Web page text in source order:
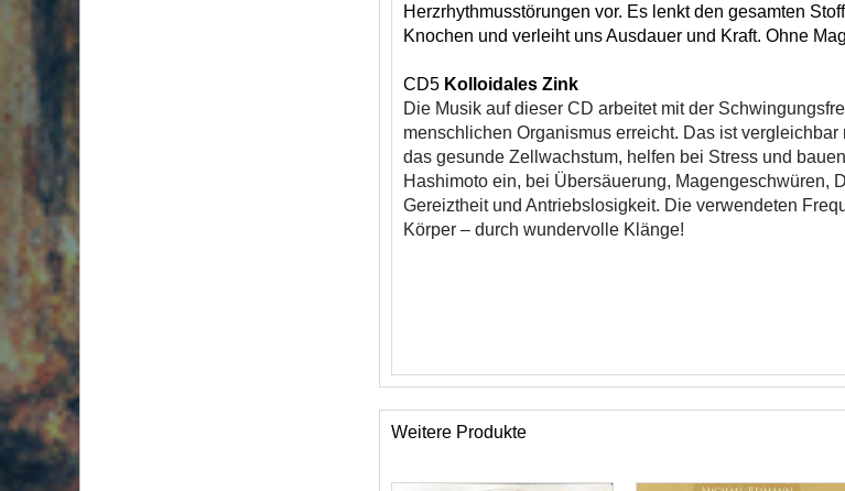
Herzrhythmusstörungen vor. Es lenkt den gesamten
Knochen und verleiht uns Ausdauer und Kraft. Ohne
CD5 Kolloidales Zink
Die Musik auf dieser CD arbeitet mit der
menschlichen Organismus erreicht. Das ist
das gesunde Zellwachstum, helfen bei Stress und
Hashimoto ein, bei Übersäuerung, Magengeschwüren,
Gereiztheit und Antriebslosigkeit. Die verwendeten
Körper – durch wundervolle Klänge!
Weitere Produkte